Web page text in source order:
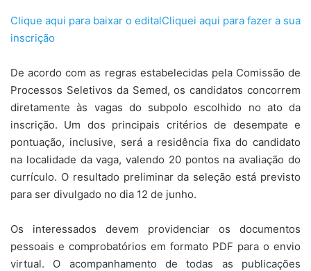
Clique aqui para baixar o editalCliquei aqui para fazer a sua
inscrição
De acordo com as regras estabelecidas pela Comissão de
Processos Seletivos da Semed, os candidatos concorrem
diretamente às vagas do subpolo escolhido no ato da
inscrição. Um dos principais critérios de desempate e
pontuação, inclusive, será a residência fixa do candidato
na localidade da vaga, valendo 20 pontos na avaliação do
currículo. O resultado preliminar da seleção está previsto
para ser divulgado no dia 12 de junho.
Os interessados devem providenciar os documentos
pessoais e comprobatórios em formato PDF para o envio
virtual. O acompanhamento de todas as publicações